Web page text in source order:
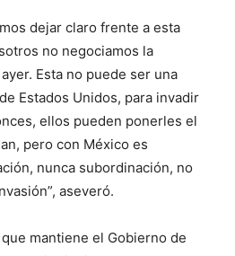
dejar claro frente a esta
no negociamos la
Esta no puede ser una
Estados Unidos, para invadir
ellos pueden ponerles el
pero con México es
nunca subordinación, no
aseveró.
mantiene el Gobierno de